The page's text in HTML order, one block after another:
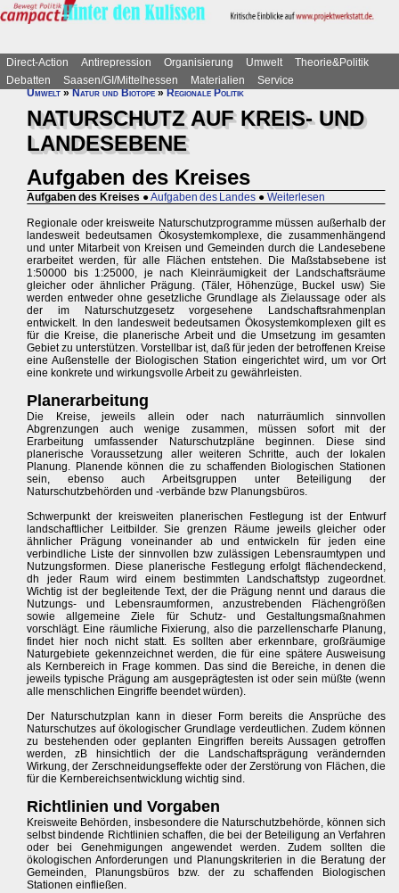
Direct-Action Antirepression Organisierung Umwelt
Theorie&Politik
Debatten
Saasen/GI/Mittelhessen Materialien
Service
Umwelt»Natur und Biotope»Regionale Politik
NATURSCHUTZ AUF KREIS- UND
LANDESEBENE
Aufgaben des Kreises
Aufgaben des Kreises ●Aufgaben des Landes ● Weiterlesen
Regionale oder kreisweite Naturschutzprogramme müssen außerhalb der
landesweit bedeutsamen Ökosystemkomplexe, die zusammenhängend
und unter Mitarbeit von Kreisen und Gemeinden durch die Landesebene
erarbeitet werden, für alle Flächen entstehen. Die Maßstabsebene ist
1:50000 bis 1:25000, je nach Kleinräumigkeit der Landschaftsräume
gleicher oder ähnlicher Prägung. (Täler, Höhenzüge, Buckel usw) Sie
werden entweder ohne gesetzliche Grundlage als Zielaussage oder als
der im Naturschutzgesetz vorgesehene Landschaftsrahmenplan
entwickelt. In den landesweit bedeutsamen Ökosystemkomplexen gilt es
für die Kreise, die planerische Arbeit und die Umsetzung im gesamten
Gebiet zu unterstützen. Vorstellbar ist, daß für jeden der betroffenen Kreise
eine Außenstelle der Biologischen Station eingerichtet wird, um vor Ort
eine konkrete und wirkungsvolle Arbeit zu gewährleisten.
Planerarbeitung
Die Kreise, jeweils allein oder nach naturräumlich sinnvollen
Abgrenzungen auch wenige zusammen, müssen sofort mit der
Erarbeitung umfassender Naturschutzpläne beginnen. Diese sind
planerische Voraussetzung aller weiteren Schritte, auch der lokalen
Planung. Planende können die zu schaffenden Biologischen Stationen
sein, ebenso auch Arbeitsgruppen unter Beteiligung der
Naturschutzbehörden und -verbände bzw Planungsbüros.
Schwerpunkt der kreisweiten planerischen Festlegung ist der Entwurf
landschaftlicher Leitbilder. Sie grenzen Räume jeweils gleicher oder
ähnlicher Prägung voneinander ab und entwickeln für jeden eine
verbindliche Liste der sinnvollen bzw zulässigen Lebensraumtypen und
Nutzungsformen. Diese planerische Festlegung erfolgt flächendeckend,
dh jeder Raum wird einem bestimmten Landschaftstyp zugeordnet.
Wichtig ist der begleitende Text, der die Prägung nennt und daraus die
Nutzungs- und Lebensraumformen, anzustrebenden Flächengrößen
sowie allgemeine Ziele für Schutz- und Gestaltungsmaßnahmen
vorschlägt. Eine räumliche Fixierung, also die parzellenscharfe Planung,
findet hier noch nicht statt. Es sollten aber erkennbare, großräumige
Naturgebiete gekennzeichnet werden, die für eine spätere Ausweisung
als Kernbereich in Frage kommen. Das sind die Bereiche, in denen die
jeweils typische Prägung am ausgeprägtesten ist oder sein müßte (wenn
alle menschlichen Eingriffe beendet würden).
Der Naturschutzplan kann in dieser Form bereits die Ansprüche des
Naturschutzes auf ökologischer Grundlage verdeutlichen. Zudem können
zu bestehenden oder geplanten Eingriffen bereits Aussagen getroffen
werden, zB hinsichtlich der die Landschaftsprägung verändernden
Wirkung, der Zerschneidungseffekte oder der Zerstörung von Flächen, die
für die Kernbereichsentwicklung wichtig sind.
Richtlinien und Vorgaben
Kreisweite Behörden, insbesondere die Naturschutzbehörde, können sich
selbst bindende Richtlinien schaffen, die bei der Beteiligung an Verfahren
oder bei Genehmigungen angewendet werden. Zudem sollten die
ökologischen Anforderungen und Planungskriterien in die Beratung der
Gemeinden, Planungsbüros bzw. der zu schaffenden Biologischen
Stationen einfließen.